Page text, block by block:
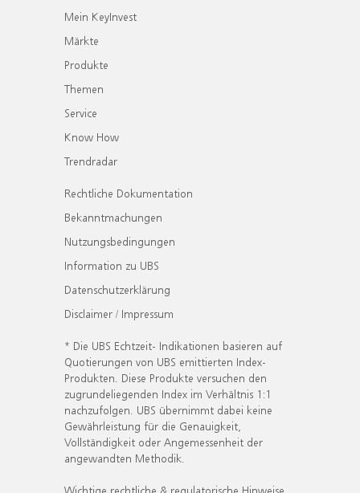
Mein KeyInvest
Märkte
Produkte
Themen
Service
Know How
Trendradar
Rechtliche Dokumentation
Bekanntmachungen
Nutzungsbedingungen
Information zu UBS
Datenschutzerklärung
Disclaimer / Impressum
* Die UBS Echtzeit- Indikationen basieren auf
Quotierungen von UBS emittierten Index-
Produkten. Diese Produkte versuchen den
zugrundeliegenden Index im Verhältnis 1:1
nachzufolgen. UBS übernimmt dabei keine
Gewährleistung für die Genauigkeit,
Vollständigkeit oder Angemessenheit der
angewandten Methodik.